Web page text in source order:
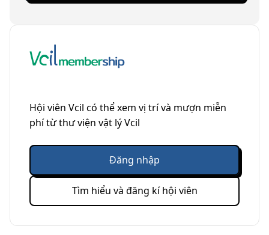
Hội viên Vcil có thể xem vị trí và mượn miễn
phí từ thư viện vật lý Vcil
Đăng nhập
Tìm hiểu và đăng kí hội viên